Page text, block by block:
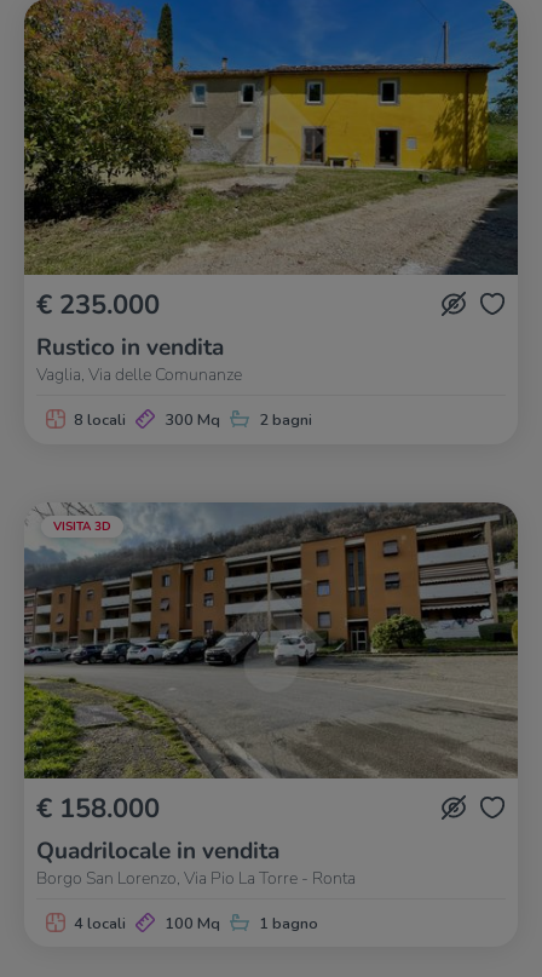
€ 235.000
Rustico in vendita
Vaglia, Via delle Comunanze
8 locali 300 Mq 2 bagni
VISITA 3D
€ 158.000
Quadrilocale in vendita
Borgo San Lorenzo, Via Pio La Torre - Ronta
4 locali 100 Mq 1 bagno